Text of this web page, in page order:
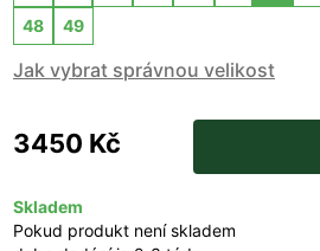
48
49
Jak vybrat správnou velikost
3450 Kč
Skladem
Pokud produkt není skladem